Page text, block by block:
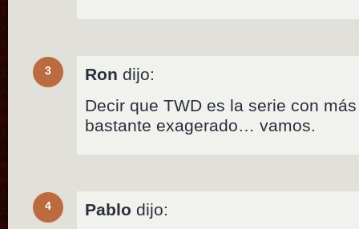
3 Ron dijo:
Decir que TWD es la serie con
bastante exagerado… vamos.
4 Pablo dijo: